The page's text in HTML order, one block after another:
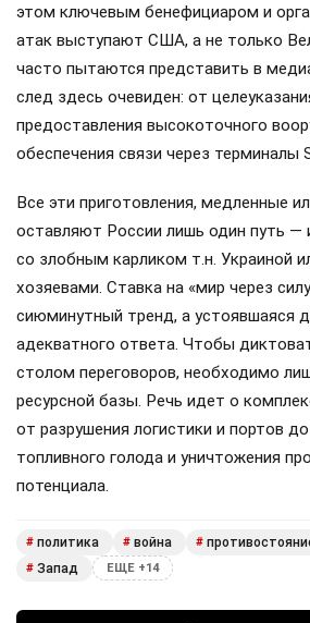
этом ключевым бенефициаром и
атак выступают США, а не только
часто пытаются представить в
след здесь очевиден: от
предоставления высокоточного
обеспечения связи через терминалы
Все эти приготовления, медленные
оставляют России лишь один путь —
со злобным карликом т.н. Украиной
хозяевами. Ставка на «мир через
сиюминутный тренд, а устоявшаяся
адекватного ответа. Чтобы
столом переговоров, необходимо
ресурсной базы. Речь идет о
от разрушения логистики и портов
топливного голода и уничтожения
потенциала.
# политика # война #
# Запад ЕЩЕ +14